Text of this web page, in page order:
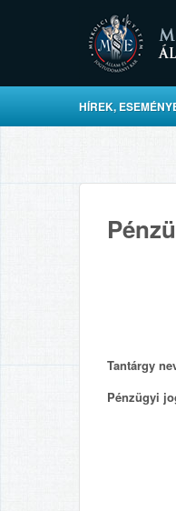
HÍREK,
Tantárgy
Pénzügyi